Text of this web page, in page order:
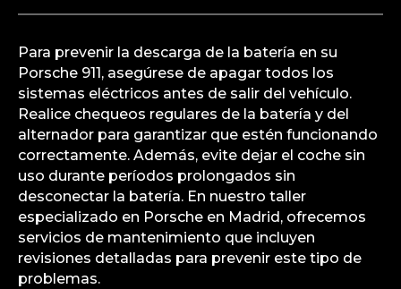
Para prevenir la descarga de la batería en su
Porsche 911, asegúrese de apagar todos los
sistemas eléctricos antes de salir del vehículo.
Realice chequeos regulares de la batería y del
alternador para garantizar que estén funcionando
correctamente. Además, evite dejar el coche sin
uso durante períodos prolongados sin
desconectar la batería. En nuestro taller
especializado en Porsche en Madrid, ofrecemos
servicios de mantenimiento que incluyen
revisiones detalladas para prevenir este tipo de
problemas.